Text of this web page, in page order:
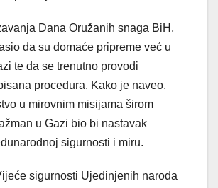
Dana Oružanih snaga BiH,
da su domaće pripreme već u
te da se trenutno provodi
procedura. Kako je naveo,
u mirovnim misijama širom
u Gazi bio bi nastavak
sigurnosti i miru.
sigurnosti Ujedinjenih naroda